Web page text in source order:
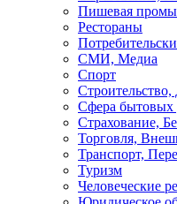
Пишевая
Рестораны
СМИ, Медиа
Спорт
Сфера бытовых
Страхование,
Торговля,
Транспорт,
Туризм
Человеческие